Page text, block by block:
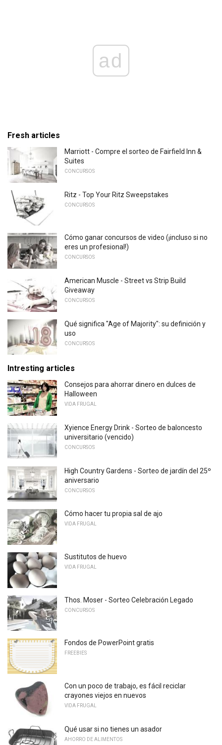
ad
Fresh articles
Marriott - Compre el sorteo de Fairfield Inn &
Suites
CONCURSOS
Ritz - Top Your Ritz Sweepstakes
CONCURSOS
Cómo ganar concursos de video (¡incluso si no
eres un profesional!)
CONCURSOS
American Muscle - Street vs Strip Build
Giveaway
CONCURSOS
Qué significa "Age of Majority": su definición y
uso
CONCURSOS
Intresting articles
Consejos para ahorrar dinero en dulces de
Halloween
VIDA FRUGAL
Xyience Energy Drink - Sorteo de baloncesto
universitario (vencido)
CONCURSOS
High Country Gardens - Sorteo de jardín del 25º
aniversario
CONCURSOS
Cómo hacer tu propia sal de ajo
VIDA FRUGAL
Sustitutos de huevo
VIDA FRUGAL
Thos. Moser - Sorteo Celebración Legado
CONCURSOS
Fondos de PowerPoint gratis
FREEBIES
Con un poco de trabajo, es fácil reciclar
crayones viejos en nuevos
VIDA FRUGAL
Qué usar si no tienes un asador
AHORRO DE ALIMENTOS